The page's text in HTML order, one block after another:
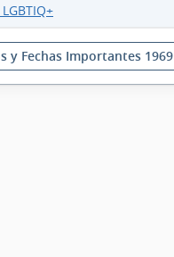
y Fechas Importantes 1969